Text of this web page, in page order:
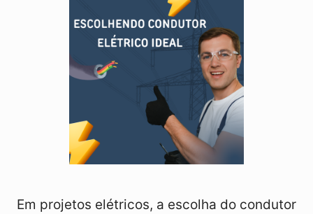
Em projetos elétricos, a escolha do condutor